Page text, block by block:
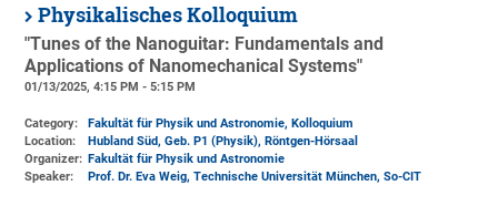
Physikalisches Kolloquium
"Tunes of the Nanoguitar: Fundamentals and
Applications of Nanomechanical Systems"
01/13/2025, 4:15 PM - 5:15 PM
Category:
Fakultät für Physik und Astronomie, Kolloquium
Location:
Hubland Süd, Geb. P1 (Physik), Röntgen-Hörsaal
Organizer: Fakultät für Physik und Astronomie
Speaker:
Prof. Dr. Eva Weig, Technische Universität München, So-CIT